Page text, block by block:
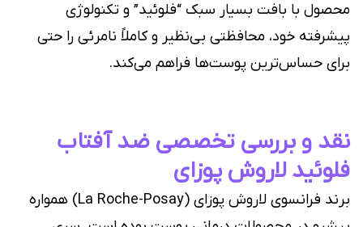
محصول با بافت بسیار سبک “فلوئید” و تکنولوژی
پیشرفته خود، محافظتی بی‌نظیر و کاملاً نامرئی را حتی
برای حساس‌ترین پوست‌ها فراهم می‌کند.
نقد و بررسی تخصصی ضد آفتاب
فلوئید لاروش پوزای
برند فرانسوی لاروش پوزای (La Roche-Posay) همواره